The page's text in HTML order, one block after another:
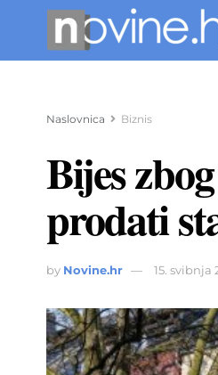
Naslovnica Biznis
Bijes
prodati
by Novine.hr 15. svibnja